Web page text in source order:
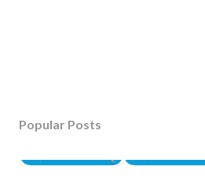
Popular Posts